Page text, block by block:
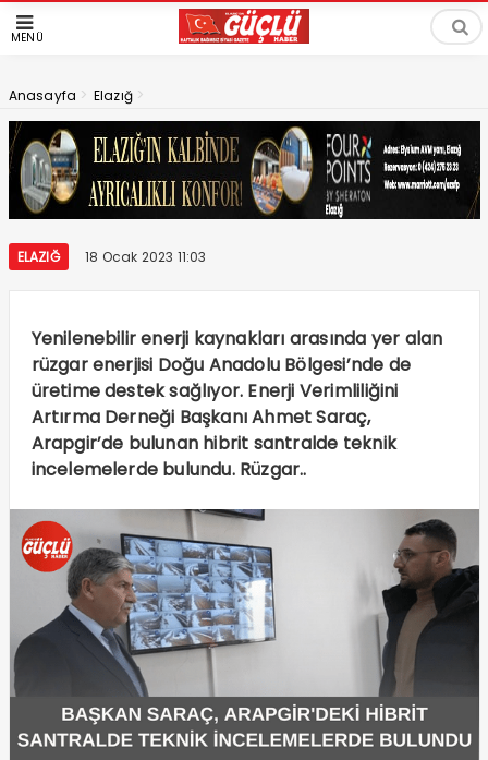
MENÜ
Anasayfa > Elazığ >
ELAZIĞ 18 Ocak 2023 11:03
Yenilenebilir enerji kaynakları arasında yer alan
rüzgar enerjisi Doğu Anadolu Bölgesi’nde de
üretime destek sağlıyor. Enerji Verimliliğini
Artırma Derneği Başkanı Ahmet Saraç,
Arapgir’de bulunan hibrit santralde teknik
incelemelerde bulundu. Rüzgar..